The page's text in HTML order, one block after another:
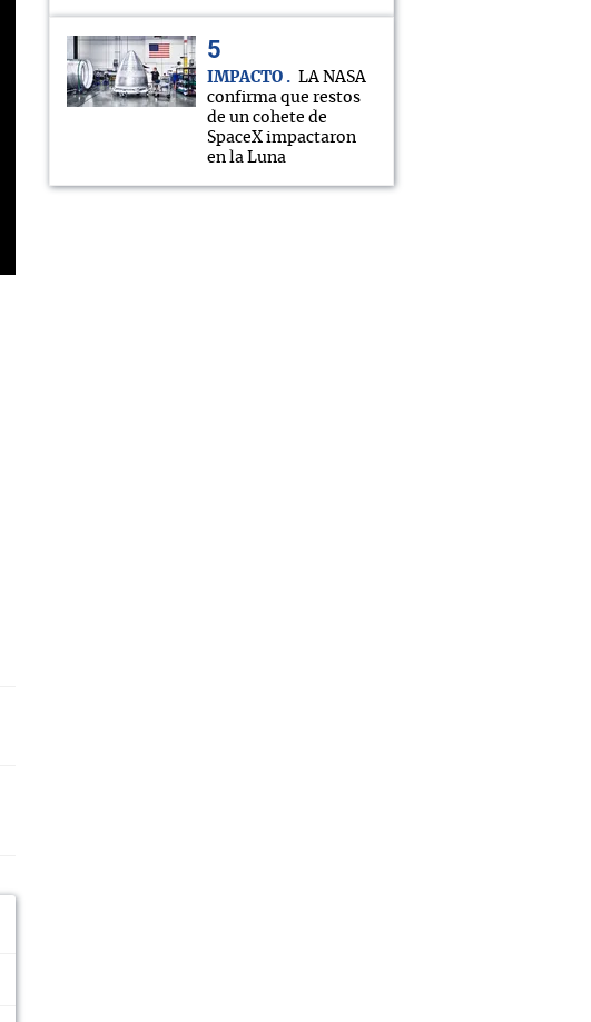
IMPACTO
LA NASA
confirma que restos
de un cohete de
SpaceX impactaron
en la Luna